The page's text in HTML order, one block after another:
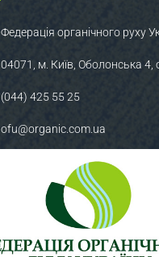
Федерація органічного руху
04071, м. Київ, Оболонська 4,
(044) 425 55 25
ofu@organic.com.ua